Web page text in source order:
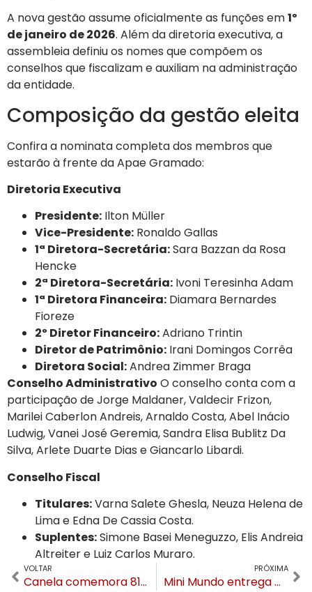
A nova gestão assume oficialmente as funções em1º
de janeiro de 2026. Além da diretoria executiva, a
assembleia definiu os nomes que compõem os
conselhos que fiscalizam e auxiliam na administração
da entidade.
Composição da gestão eleita
Confira a nominata completa dos membros que
estarão à frente da Apae Gramado:
Diretoria Executiva
Presidente: Ilton Müller
Vice-Presidente: Ronaldo Gallas
1ª Diretora-Secretária:Sara Bazzan da Rosa
Hencke
2ª Diretora-Secretária: Ivoni Teresinha Adam
1ª Diretora Financeira: Diamara Bernardes
Fioreze
2º Diretor Financeiro:Adriano Trintin
Diretor de Patrimônio: Irani Domingos Corrêa
Diretora Social:Andrea Zimmer Braga
Conselho Administrativo O conselho conta com a
participação de Jorge Maldaner, Valdecir Frizon,
Marilei Caberlon Andreis, Arnaldo Costa, Abel Inácio
Ludwig, Vanei José Geremia, Sandra Elisa Bublitz Da
Silva, Arlete Duarte Dias e Giancarlo Libardi.
Conselho Fiscal
Titulares:Varna Salete Ghesla, Neuza Helena de
Lima e Edna De Cassia Costa.
Suplentes:Simone Basei Meneguzzo, Elis Andreia
Altreiter e Luiz Carlos Muraro.
VOLTAR
Canela comemora 81 anos com show do Grupo Rodeio e progamação especial neste domingo (28)
PRÓXIMA
Mini Mundo entrega mais de sete toneladas de doações na 21ª Campanha do Alimento